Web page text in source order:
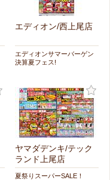
エディオン/西上尾店
エディオンサマーバーゲン
決算夏フェス!
ヤマダデンキ/テック
ランド上尾店
夏祭りスーパーSALE！